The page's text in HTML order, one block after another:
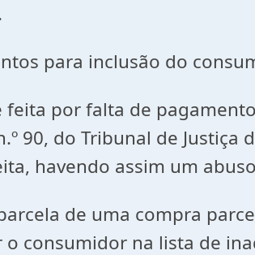
para inclusão do
por falta de
90, do Tribunal de Justiça
havendo assim um
de uma compra
consumidor na lista de